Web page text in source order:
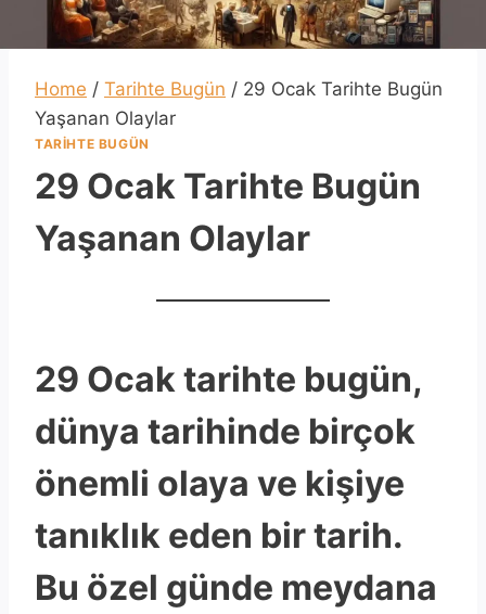
Home / Tarihte Bugün / 29 Ocak Tarihte Bugün
Yaşanan Olaylar
TARIHTE BUGÜN
29 Ocak Tarihte Bugün
Yaşanan Olaylar
29 Ocak tarihte bugün,
dünya tarihinde birçok
önemli olaya ve kişiye
tanıklık eden bir tarih.
Bu özel günde meydana